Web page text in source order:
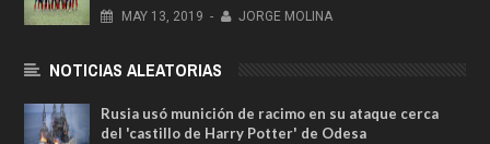
MAY 13, 2019 - JORGE MOLINA
NOTICIAS ALEATORIAS
Rusia usó munición de racimo en su ataque cerca
del 'castillo de Harry Potter' de Odesa